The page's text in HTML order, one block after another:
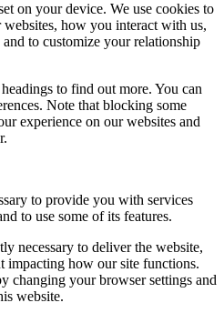
on your device. We use cookies to
how you interact with us,
to customize your relationship
to find out more. You can
Note that blocking some
experience on our websites and
to provide you with services
to use some of its features.
necessary to deliver the website,
impacting how our site functions.
changing your browser settings and
website.